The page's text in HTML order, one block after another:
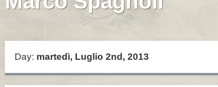
Day: martedì, Luglio 2nd, 2013